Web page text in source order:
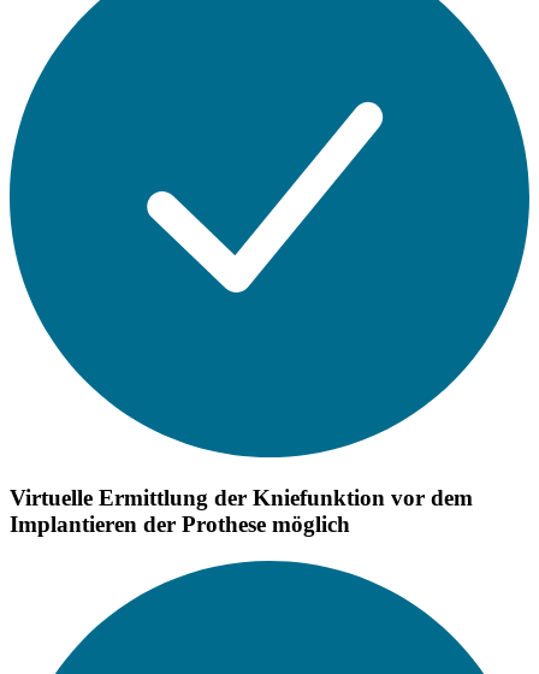
Virtuelle Ermittlung der Kniefunktion vor dem
Implantieren der Prothese möglich